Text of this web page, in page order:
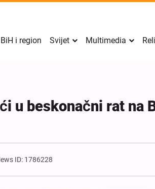
BiH i region Svijet Multimedia
u beskonačni rat na
ID: 1786228